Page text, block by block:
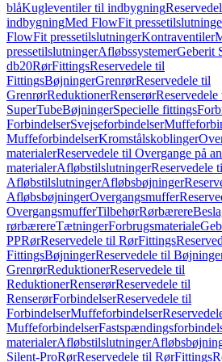
blåKugleventiler til indbygning
indbygningMed FlowFit
FlowFit pressetilslutningerKontraventiler
pressetilslutningerAfløbssystemerGeberit
db20RørFittingsReservedele til
FittingsBøjningerGrenrørReservedele til
GrenrørReduktionerRenserør
SuperTubeBøjningerSpecielle fittings
ForbindelserSvejseforbindelser
MuffeforbindelserKromstålskoblinger
materialerReservedele til Overgange på
materialerAfløbstilslutningerReservedele
AfløbstilslutningerAfløbsbøjninger
AfløbsbøjningerOvergangsmuffer
OvergangsmufferTilbehørRørbærere
rørbærereTætningerForbrugsmateriale
PPRørReservedele til RørFittings
FittingsBøjningerReservedele til
GrenrørReduktionerReservedele til
ReduktionerRenserørReservedele til
RenserørForbindelserReservedele til
ForbindelserMuffeforbindelser
Muffeforbindelser
materialerAfløbstilslutninger
Silent-ProRørReservedele til RørFittings